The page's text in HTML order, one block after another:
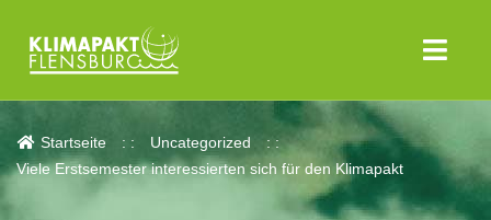
Aktuelles
Startseite
Uncategorized
Viele Erstsemester interessierten sich für den Klimapakt